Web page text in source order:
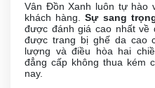
Vân Đồn Xanh luôn tự hào
khách hàng.Sự sang
được đánh giá cao nhất về
được trang bị ghế da cao
lượng và điều hòa hai
đẳng cấp không thua kém
nay.